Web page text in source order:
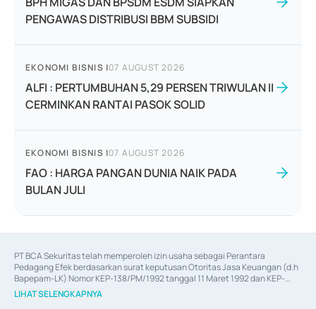
PENGAWAS DISTRIBUSI BBM SUBSIDI
EKONOMI BISNIS |07 AUGUST 2026
ALFI : PERTUMBUHAN 5,29 PERSEN TRIWULAN II
CERMINKAN RANTAI PASOK SOLID
EKONOMI BISNIS |07 AUGUST 2026
FAO : HARGA PANGAN DUNIA NAIK PADA
BULAN JULI
PT BCA Sekuritas telah memperoleh izin usaha sebagai Perantara
Pedagang Efek berdasarkan surat keputusan Otoritas Jasa Keuangan (d.h
Bapepam-LK) Nomor KEP-138/PM/1992 tanggal 11 Maret 1992 dan KEP-
06/D.04/2014 tanggal 28 Februari 2014, izin usaha sebagai Penjamin Emisi
Efek berdasarkan surat keputusan Otoritas Jasa Keuangan Nomor KEP-
LIHAT SELENGKAPNYA